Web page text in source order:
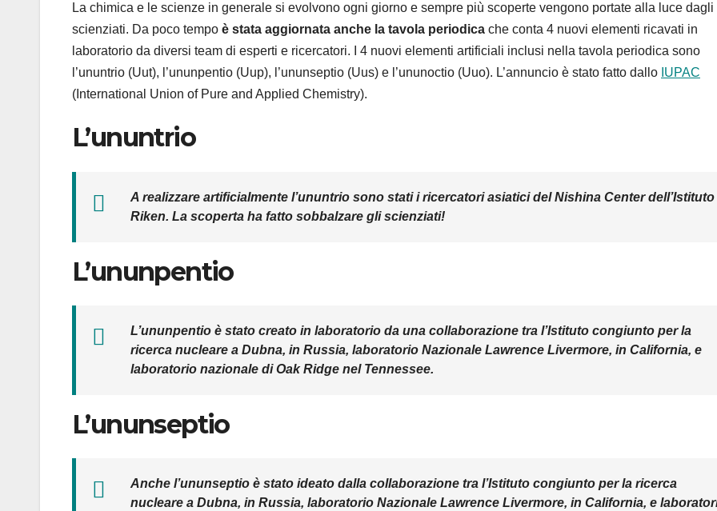
La chimica e le scienze in generale si evolvono ogni giorno e sempre più scoperte vengono portate alla luce dagli
scienziati. Da poco tempo è stata aggiornata anche la tavola periodica che conta 4 nuovi elementi ricavati in
laboratorio da diversi team di esperti e ricercatori. I 4 nuovi elementi artificiali inclusi nella tavola periodica sono
l’ununtrio (Uut), l’ununpentio (Uup), l’ununseptio (Uus) e l’ununoctio (Uuo). L’annuncio è stato fatto dallo IUPAC
(International Union of Pure and Applied Chemistry).
L’ununtrio
A realizzare artificialmente l’ununtrio sono stati i ricercatori asiatici del Nishina Center dell’Istituto
Riken. La scoperta ha fatto sobbalzare gli scienziati!
L’ununpentio
L’ununpentio è stato creato in laboratorio da una collaborazione tra l’Istituto congiunto per la
ricerca nucleare a Dubna, in Russia, laboratorio Nazionale Lawrence Livermore, in California, e
laboratorio nazionale di Oak Ridge nel Tennessee.
L’ununseptio
Anche l’ununseptio è stato ideato dalla collaborazione tra l’Istituto congiunto per la ricerca
nucleare a Dubna, in Russia, laboratorio Nazionale Lawrence Livermore, in California, e